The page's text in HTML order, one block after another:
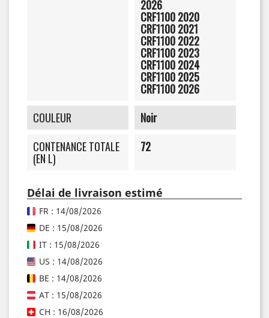
2026
CRF1100 2020
CRF1100 2021
CRF1100 2022
CRF1100 2023
CRF1100 2024
CRF1100 2025
CRF1100 2026
COULEUR
Noir
CONTENANCE TOTALE
(EN L)
72
Délai de livraison estimé
FR : 14/08/2026
DE : 15/08/2026
IT : 15/08/2026
US : 14/08/2026
BE : 14/08/2026
AT : 15/08/2026
CH : 16/08/2026